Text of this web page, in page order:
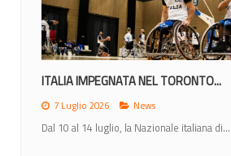
ITALIA IMPEGNATA NEL TORONTO...
7 Luglio 2026 News
Dal 10 al 14 luglio, la Nazionale italiana di...